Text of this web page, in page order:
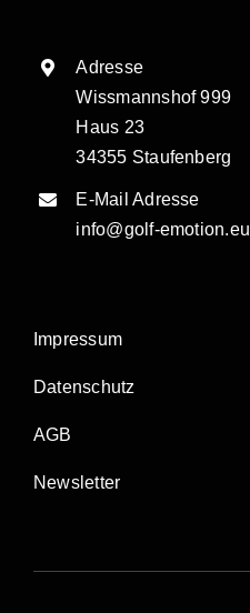
Adresse
Wissmannshof 999
Haus 23
34355 Staufenberg
E-Mail Adresse
info@golf-emotion.eu
Impressum
Datenschutz
AGB
Newsletter